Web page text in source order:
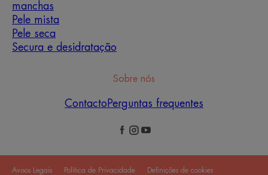
manchas
Pele mista
Pele seca
Secura e desidratação
Sobre nós
Contacto Perguntas frequentes
Avisos Legais Política de Privacidade Definições de cookies